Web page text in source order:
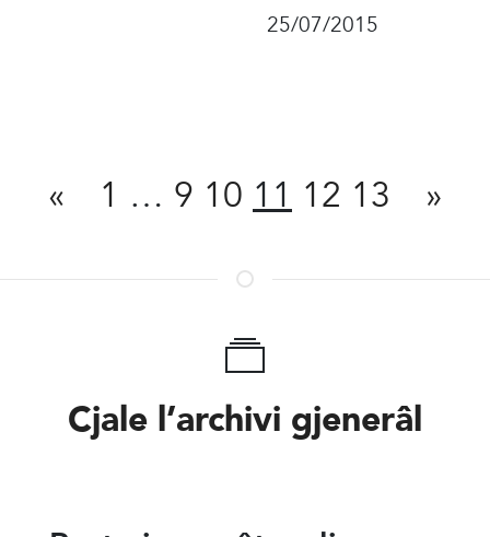
25/07/2015
« 1 … 9 10 11 12 13 »
Cjale l’archivi gjenerâl